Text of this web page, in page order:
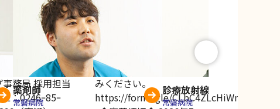
薬剤師
常磐病院
診療放射線技師
常磐病院